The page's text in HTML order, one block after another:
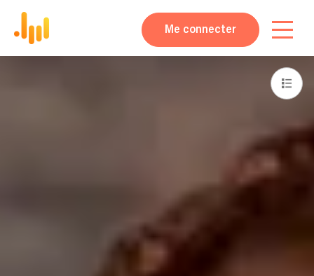
Me connecter